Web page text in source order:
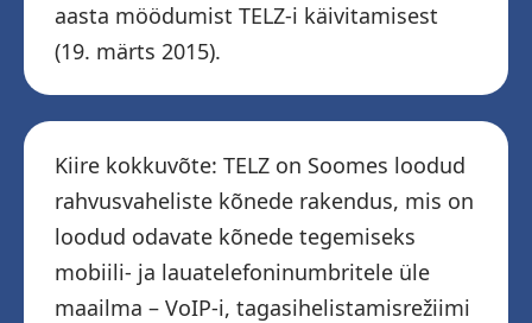
aasta möödumist TELZ-i käivitamisest
(19. märts 2015).
Kiire kokkuvõte: TELZ on Soomes loodud
rahvusvaheliste kõnede rakendus, mis on
loodud odavate kõnede tegemiseks
mobiili- ja lauatelefoninumbritele üle
maailma – VoIP-i, tagasihelistamisrežiimi